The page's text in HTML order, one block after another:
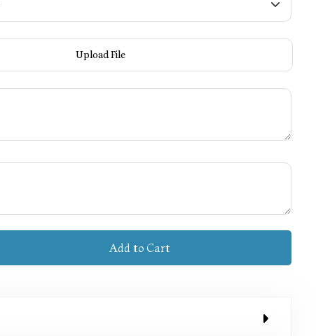
Upload File
Add to Cart